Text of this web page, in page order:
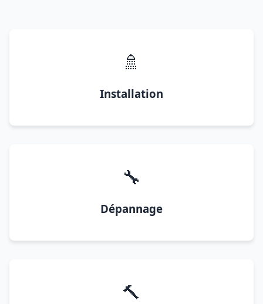
🚿
Installation
🔧
Dépannage
🔨